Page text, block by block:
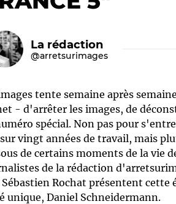
L'équipe
La rédaction
@arretsurimages
tente semaine après
- d'arrêter les images, de
spécial. Non pas pour
vingt années de travail, mais
de certains moments de la vie
de la rédaction
Rochat présentent cette
unique, Daniel Schneidermann.